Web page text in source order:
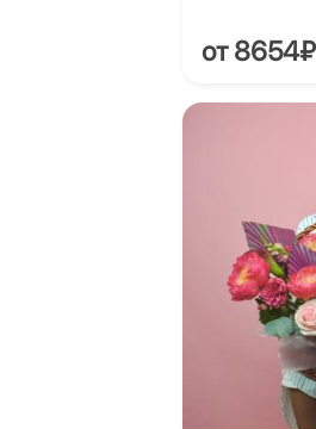
от 8654₽